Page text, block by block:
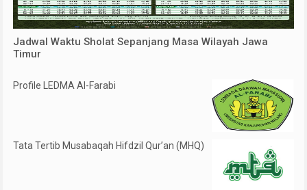
Jadwal Waktu Sholat Sepanjang Masa Wilayah Jawa
Timur
Profile LEDMA Al-Farabi
Tata Tertib Musabaqah Hifdzil Qur’an (MHQ)